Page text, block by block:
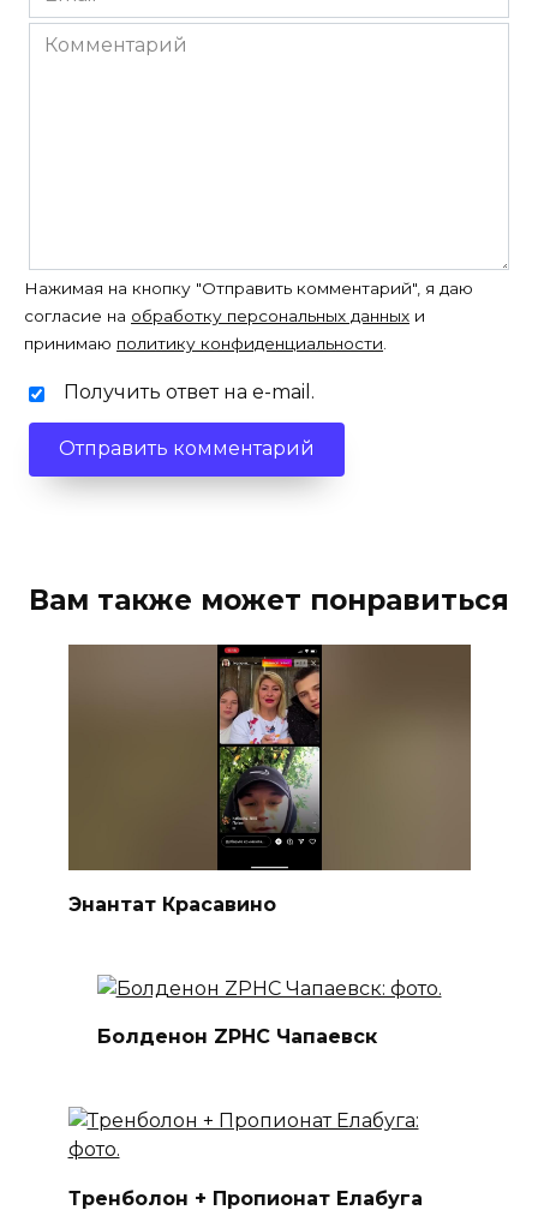
*
Комментарий
Нажимая на кнопку "Отправить комментарий", я даю
согласие на обработку персональных данных и
принимаю политику конфиденциальности
Получить ответ на e-mail.
Вам также может понравиться
Энантат Красавино
Болденон ZPHC Чапаевск
Тренболон + Пропионат Елабуга